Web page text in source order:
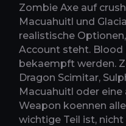
Zombie Axe auf
Macuahuitl und
realistische
Account steht.
bekaempft werden.
Dragon Scimitar,
Macuahuitl oder eine
Weapon koennen
wichtige Teil ist,